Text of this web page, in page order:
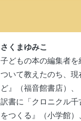
さくまゆみこ
子どもの本の編集者
ついて教えたのち、
ど』（福音館書店）
訳書に「クロニクル
をつくる』（小学館